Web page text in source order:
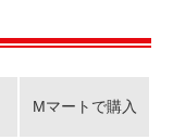
Mマートで購入